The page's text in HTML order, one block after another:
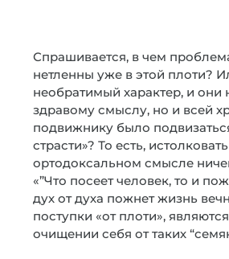
Спрашивается, в чем
нетленны уже в этой плоти?
необратимый характер, и они
здравому смыслу, но и всей
подвижнику было
страсти»? То есть,
ортодоксальном смысле
«”Что посеет человек, то и
дух от духа пожнет жизнь
поступки «от плоти»,
очищении себя от таких